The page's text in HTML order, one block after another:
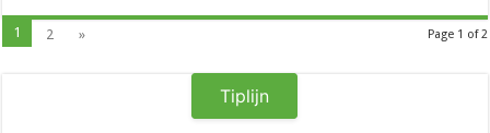
Page 1 of 2
1 2 »
Tiplijn